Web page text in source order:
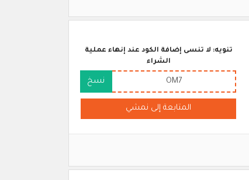
تنويه: لا تنسى إضافة الكود عند إنهاء عملية
الشراء
OM7 نسخ
المتابعة إلى نمشي